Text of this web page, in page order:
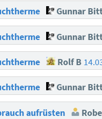
Gunnar
Gunnar
Rolf B
Gunnar
aufrüsten